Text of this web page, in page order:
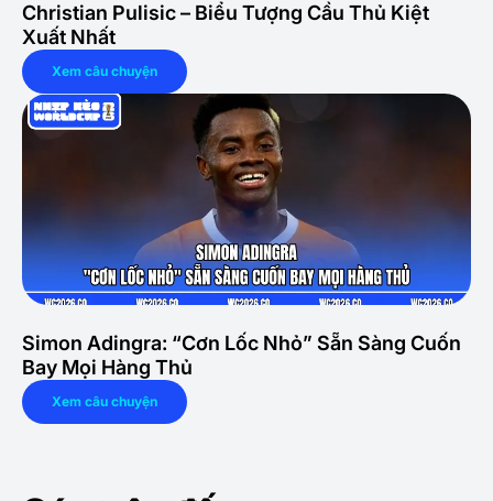
Christian Pulisic – Biểu Tượng Cầu Thủ Kiệt
Xuất Nhất
Xem câu chuyện
Simon Adingra: “Cơn Lốc Nhỏ” Sẵn Sàng Cuốn
Bay Mọi Hàng Thủ
Xem câu chuyện